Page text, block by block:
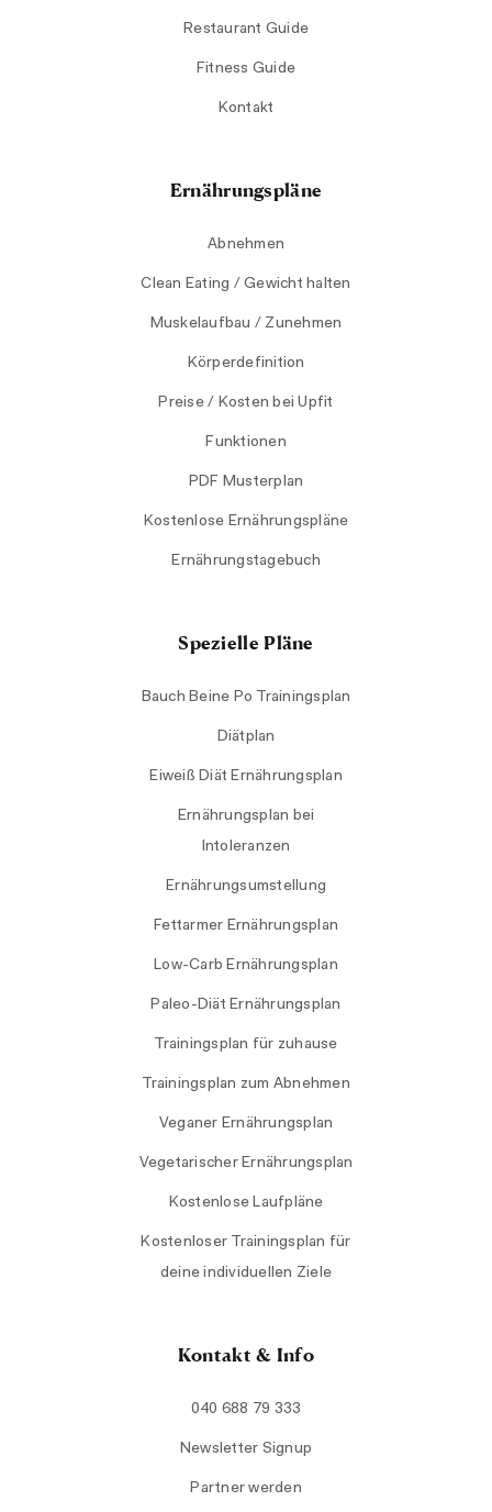
Restaurant Guide
Fitness Guide
Kontakt
Ernährungspläne
Abnehmen
Clean Eating / Gewicht halten
Muskelaufbau / Zunehmen
Körperdefinition
Preise / Kosten bei Upfit
Funktionen
PDF Musterplan
Kostenlose Ernährungspläne
Ernährungstagebuch
Spezielle Pläne
Bauch Beine Po Trainingsplan
Diätplan
Eiweiß Diät Ernährungsplan
Ernährungsplan bei
Intoleranzen
Ernährungsumstellung
Fettarmer Ernährungsplan
Low-Carb Ernährungsplan
Paleo-Diät Ernährungsplan
Trainingsplan für zuhause
Trainingsplan zum Abnehmen
Veganer Ernährungsplan
Vegetarischer Ernährungsplan
Kostenlose Laufpläne
Kostenloser Trainingsplan für
deine individuellen Ziele
Kontakt & Info
040 688 79 333
Newsletter Signup
Partner werden